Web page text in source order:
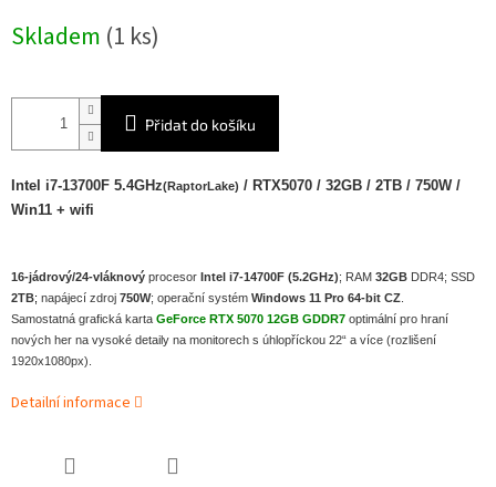
cena:
Skladem (1 ks)
Přidat do košíku
Intel i7-13700F 5.4GHz(RaptorLake) / RTX5070 / 32GB / 2TB / 750W /
Win11 + wifi
16-jádrový/24-vláknový procesor Intel i7-14700F (5.2GHz); RAM 32GB DDR4; SSD
2TB; napájecí zdroj 750W; operační systém Windows 11 Pro 64-bit CZ.
Samostatná grafická karta GeForce RTX 5070 12GB GDDR7 optimální pro hraní
nových her na vysoké detaily na monitorech s úhlopříckou 22“ a více (rozlišení
1920x1080px).
Detailní informace